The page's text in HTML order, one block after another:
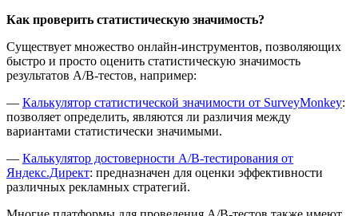
Как проверить статистическую значимость?
Существует множество онлайн-инструментов, позволяющих
быстро и просто оценить статистическую значимость
результатов A/B-тестов, например:
— Калькулятор статистической значимости от SurveyMonkey:
позволяет определить, являются ли различия между
вариантами статистически значимыми. ​
— Калькулятор достоверности A/B-тестирования от
Яндекс.Директ: предназначен для оценки эффективности
различных рекламных стратегий. ​